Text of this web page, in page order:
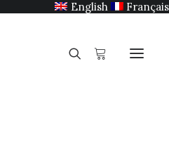
English Français
opere